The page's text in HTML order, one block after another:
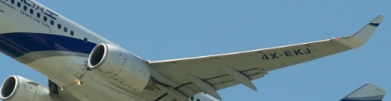
BMW BIZNIS LIGA
BIZLIFE WEEK
IZJAVA GODINE